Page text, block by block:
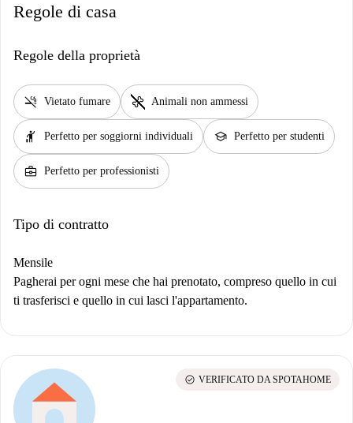
Regole di casa
Regole della proprietà
smoke_free Vietato fumare pet_supplies Animali non ammessi
hail Perfetto per soggiorni individuali school Perfetto per studenti
business_center Perfetto per professionisti
Tipo di contratto
Mensile
Pagherai per ogni mese che hai prenotato, compreso quello in cui
ti trasferisci e quello in cui lasci l'appartamento.
check_circle VERIFICATO DA SPOTAHOME